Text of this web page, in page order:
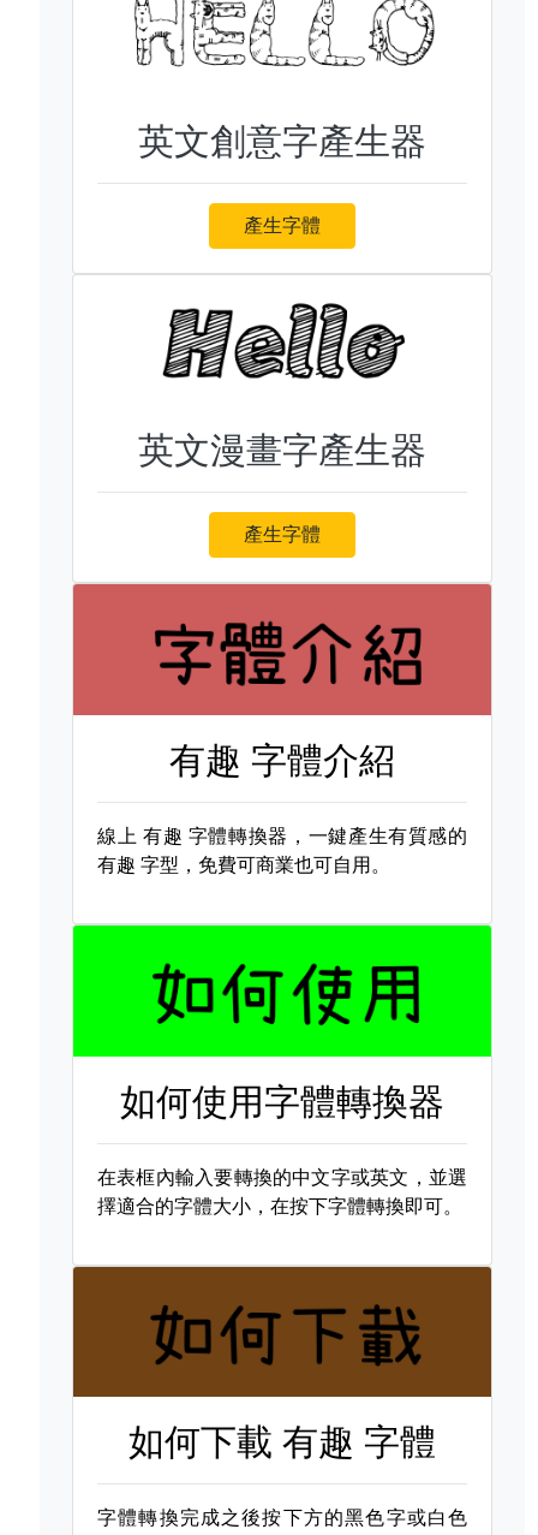
英文創意字產生器
產生字體
英文漫畫字產生器
產生字體
有趣 字體介紹
線上 有趣 字體轉換器，一鍵產生有質感的
有趣 字型，免費可商業也可自用。
如何使用字體轉換器
在表框內輸入要轉換的中文字或英文，並選
擇適合的字體大小，在按下字體轉換即可。
如何下載有趣 字體
字體轉換完成之後按下方的黑色字或白色